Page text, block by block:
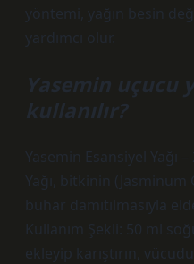
yöntemi, yağın besin
yardımcı olur.
Yasemin uçucu
kullanılır?
Yasemin Esansiyel Yağı
Yağı, bitkinin
buhar damıtılmasıyla
Kullanım Şekli: 50 ml
ekleyip karıştırın,